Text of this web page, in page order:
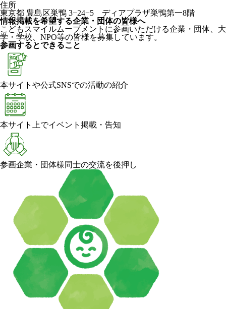
住所
東京都 豊島区巣鴨 3−24−5 ディアプラザ巣鴨第一8階
情報掲載を希望する企業・団体の皆様へ
こどもスマイルムーブメントに参画いただける企業・団体、大
学・学校、NPO等の皆様を募集しています。
参画するとできること
本サイトや公式SNSでの活動の紹介
本サイト上でイベント掲載・告知
参画企業・団体様同士の交流を後押し